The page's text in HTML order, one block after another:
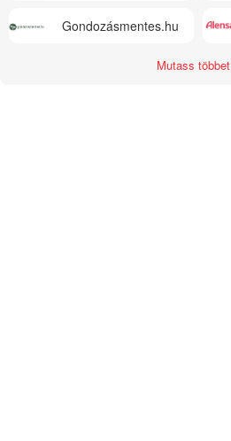
Gondozásmentes.hu
Mutass többet